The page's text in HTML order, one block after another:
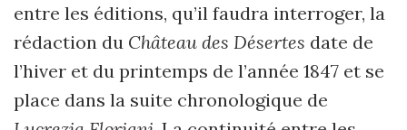
entre les éditions, qu’il faudra interroger, la
rédaction du Château des Désertes date de
l’hiver et du printemps de l’année 1847 et se
place dans la suite chronologique de